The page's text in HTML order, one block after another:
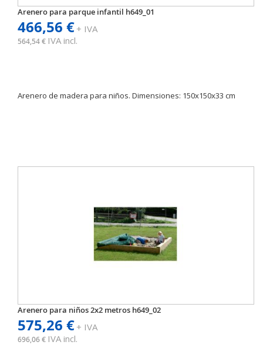
Arenero para parque infantil h649_01
466,56 €+ IVA
564,54 € IVA incl.
Arenero de madera para niños. Dimensiones: 150x150x33 cm
Arenero para niños 2x2 metros h649_02
575,26 €+ IVA
696,06 € IVA incl.